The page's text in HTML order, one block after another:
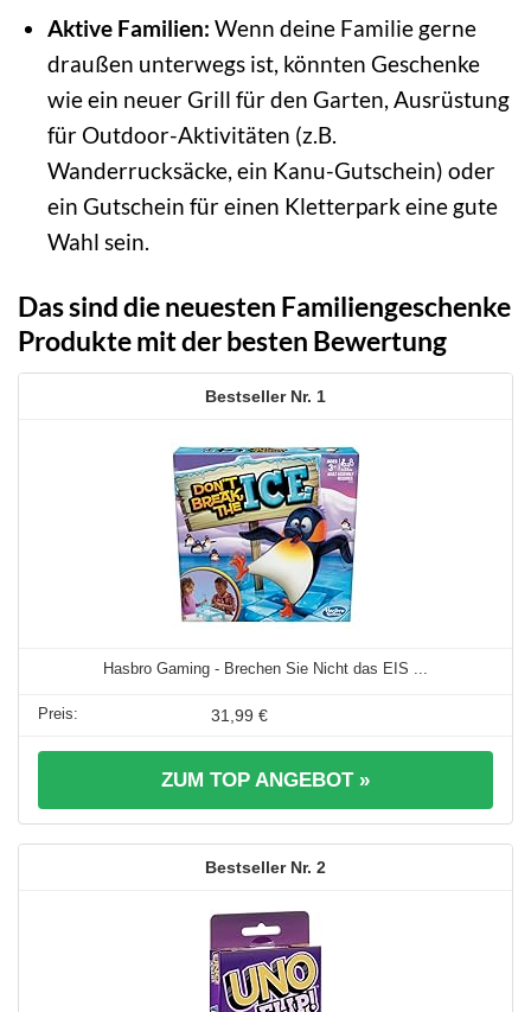
Aktive Familien: Wenn deine Familie gerne
draußen unterwegs ist, könnten Geschenke
wie ein neuer Grill für den Garten, Ausrüstung
für Outdoor-Aktivitäten (z.B.
Wanderrucksäcke, ein Kanu-Gutschein) oder
ein Gutschein für einen Kletterpark eine gute
Wahl sein.
Das sind die neuesten Familiengeschenke
Produkte mit der besten Bewertung
1
Hasbro Gaming - Brechen Sie Nicht das EIS ...
31,99 €
ZUM TOP ANGEBOT »
2